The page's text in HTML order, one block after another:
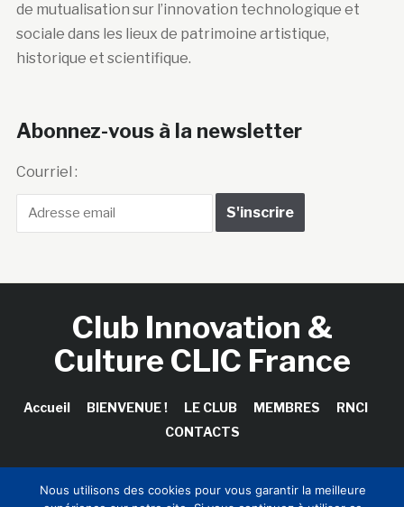
de mutualisation sur l’innovation technologique et
sociale dans les lieux de patrimoine artistique,
historique et scientifique.
Abonnez-vous à la newsletter
Courriel :
Club Innovation &
Culture CLIC France
Accueil BIENVENUE ! LE CLUB MEMBRES
RNCI
CONTACTS
Nous utilisons des cookies pour vous garantir la meilleure